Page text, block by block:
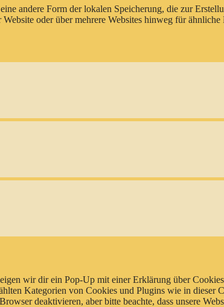
andere Form der lokalen Speicherung, die zur
oder über mehrere Websites hinweg für
wir dir ein Pop-Up mit einer Erklärung über
Kategorien von Cookies und Plugins wie in dieser
deaktivieren, aber bitte beachte, dass unsere